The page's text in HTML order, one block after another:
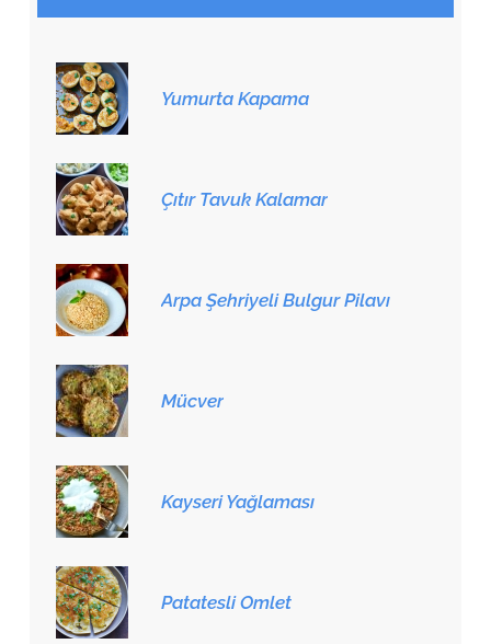
Yumurta Kapama
Çıtır Tavuk Kalamar
Arpa Şehriyeli Bulgur Pilavı
Mücver
Kayseri Yağlaması
Patatesli Omlet